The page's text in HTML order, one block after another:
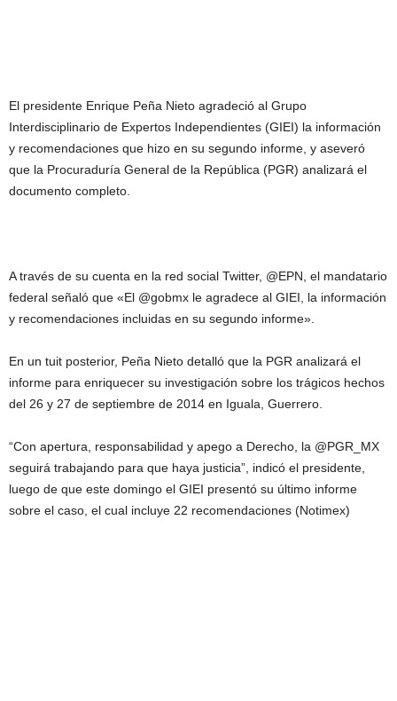
El presidente Enrique Peña Nieto agradeció al Grupo
Interdisciplinario de Expertos Independientes (GIEI) la información
y recomendaciones que hizo en su segundo informe, y aseveró
que la Procuraduría General de la República (PGR) analizará el
documento completo.
A través de su cuenta en la red social Twitter, @EPN, el mandatario
federal señaló que «El @gobmx le agradece al GIEI, la información
y recomendaciones incluidas en su segundo informe».
En un tuit posterior, Peña Nieto detalló que la PGR analizará el
informe para enriquecer su investigación sobre los trágicos hechos
del 26 y 27 de septiembre de 2014 en Iguala, Guerrero.
“Con apertura, responsabilidad y apego a Derecho, la @PGR_MX
seguirá trabajando para que haya justicia”, indicó el presidente,
luego de que este domingo el GIEI presentó su último informe
sobre el caso, el cual incluye 22 recomendaciones (Notimex)